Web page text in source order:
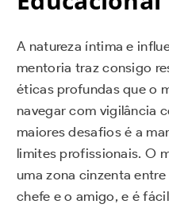
A natureza íntima e
mentoria traz consigo
éticas profundas que o
navegar com vigilância
maiores desafios é a
limites profissionais. O
uma zona cinzenta
chefe e o amigo, e é